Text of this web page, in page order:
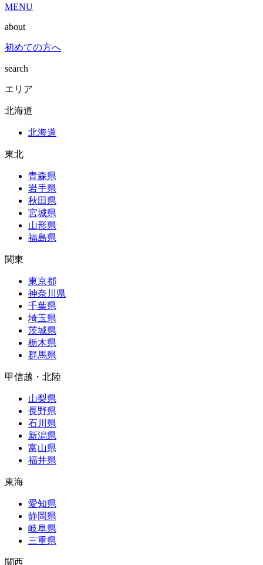
MENU
about
初めての方へ
search
エリア
北海道
北海道
東北
青森県
岩手県
秋田県
宮城県
山形県
福島県
関東
東京都
神奈川県
千葉県
埼玉県
茨城県
栃木県
群馬県
甲信越・北陸
山梨県
長野県
石川県
新潟県
富山県
福井県
東海
愛知県
静岡県
岐阜県
三重県
関西